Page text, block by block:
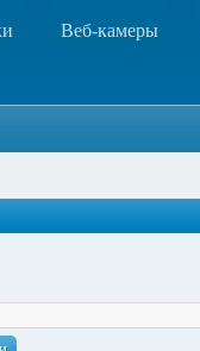
Веб-камеры